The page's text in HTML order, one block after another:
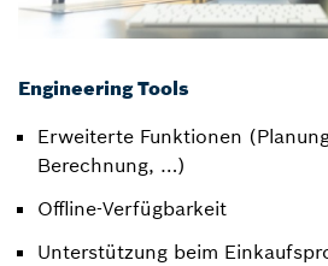
Engineering Tools
Erweiterte Funktionen
Berechnung, …)
Offline-Verfügbarkeit
Unterstützung beim